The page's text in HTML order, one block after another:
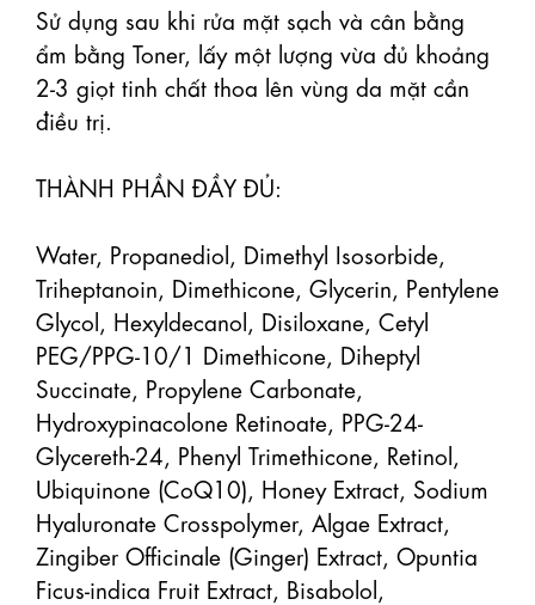
Sử dụng sau khi rửa mặt sạch và cân bằng
ẩm bằng Toner, lấy một lượng vừa đủ khoảng
2-3 giọt tinh chất thoa lên vùng da mặt cần
điều trị.
THÀNH PHẦN ĐẦY ĐỦ:
Water, Propanediol, Dimethyl Isosorbide,
Triheptanoin, Dimethicone, Glycerin, Pentylene
Glycol, Hexyldecanol, Disiloxane, Cetyl
PEG/PPG-10/1 Dimethicone, Diheptyl
Succinate, Propylene Carbonate,
Hydroxypinacolone Retinoate, PPG-24-
Glycereth-24, Phenyl Trimethicone, Retinol,
Ubiquinone (CoQ10), Honey Extract, Sodium
Hyaluronate Crosspolymer, Algae Extract,
Zingiber Officinale (Ginger) Extract, Opuntia
Ficus-indica Fruit Extract, Bisabolol,